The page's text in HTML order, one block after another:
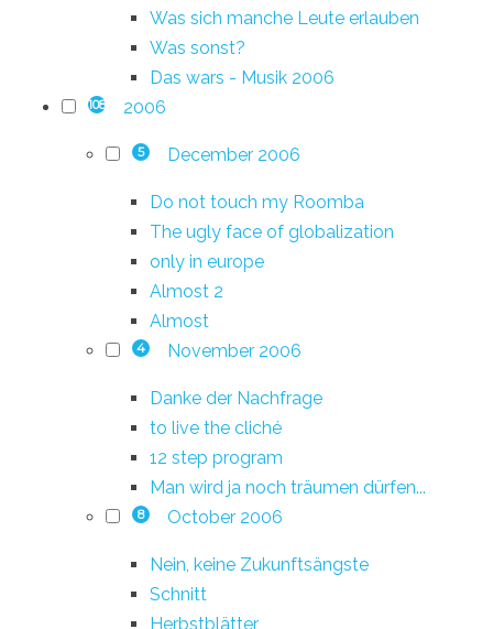
Was sich manche Leute erlauben
Was sonst?
Das wars - Musik 2006
108 2006
5 December 2006
Do not touch my Roomba
The ugly face of globalization
only in europe
Almost 2
Almost
4 November 2006
Danke der Nachfrage
to live the cliché
12 step program
Man wird ja noch träumen dürfen...
8 October 2006
Nein, keine Zukunftsängste
Schnitt
Herbstblätter